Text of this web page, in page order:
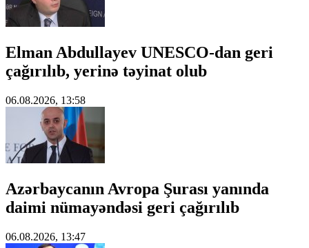
Elman Abdullayev UNESCO-dan geri
çağırılıb, yerinə təyinat olub
06.08.2026, 13:58
Azərbaycanın Avropa Şurası yanında
daimi nümayəndəsi geri çağırılıb
06.08.2026, 13:47